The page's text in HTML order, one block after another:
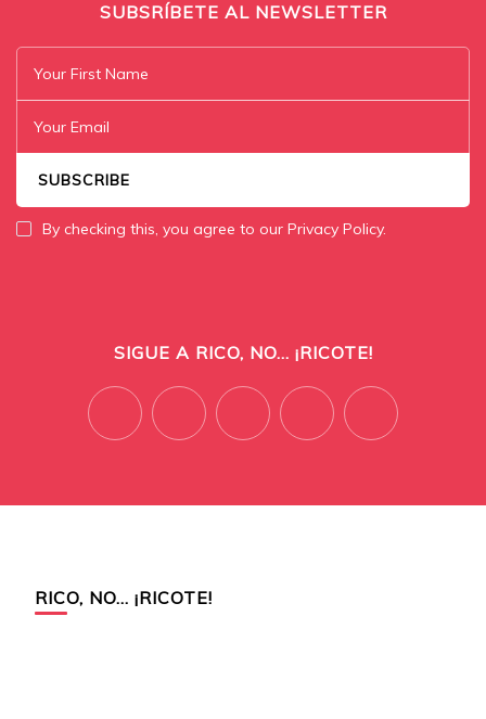
SUBSRÍBETE AL NEWSLETTER
By checking this, you agree to our Privacy Policy.
SIGUE A RICO, NO... ¡RICOTE!
RICO, NO… ¡RICOTE!